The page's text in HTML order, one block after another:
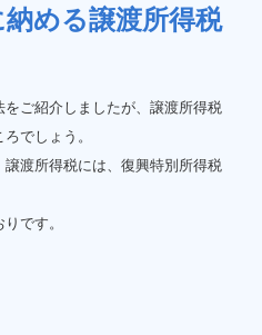
める譲渡所得税
ご紹介しましたが、譲渡所得税
でしょう。
渡所得税には、復興特別所得税
です。